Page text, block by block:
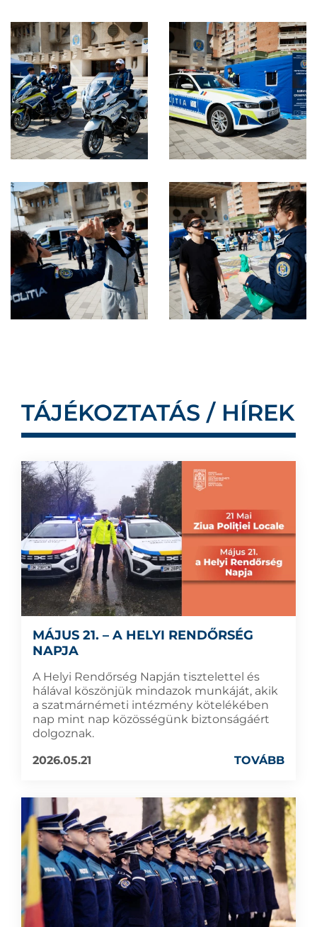
TÁJÉKOZTATÁS / HÍREK
MÁJUS 21. – A HELYI RENDŐRSÉG
NAPJA
A Helyi Rendőrség Napján tisztelettel és
hálával köszönjük mindazok munkáját, akik
a szatmárnémeti intézmény kötelékében
nap mint nap közösségünk biztonságáért
dolgoznak.
2026.05.21
TOVÁBB